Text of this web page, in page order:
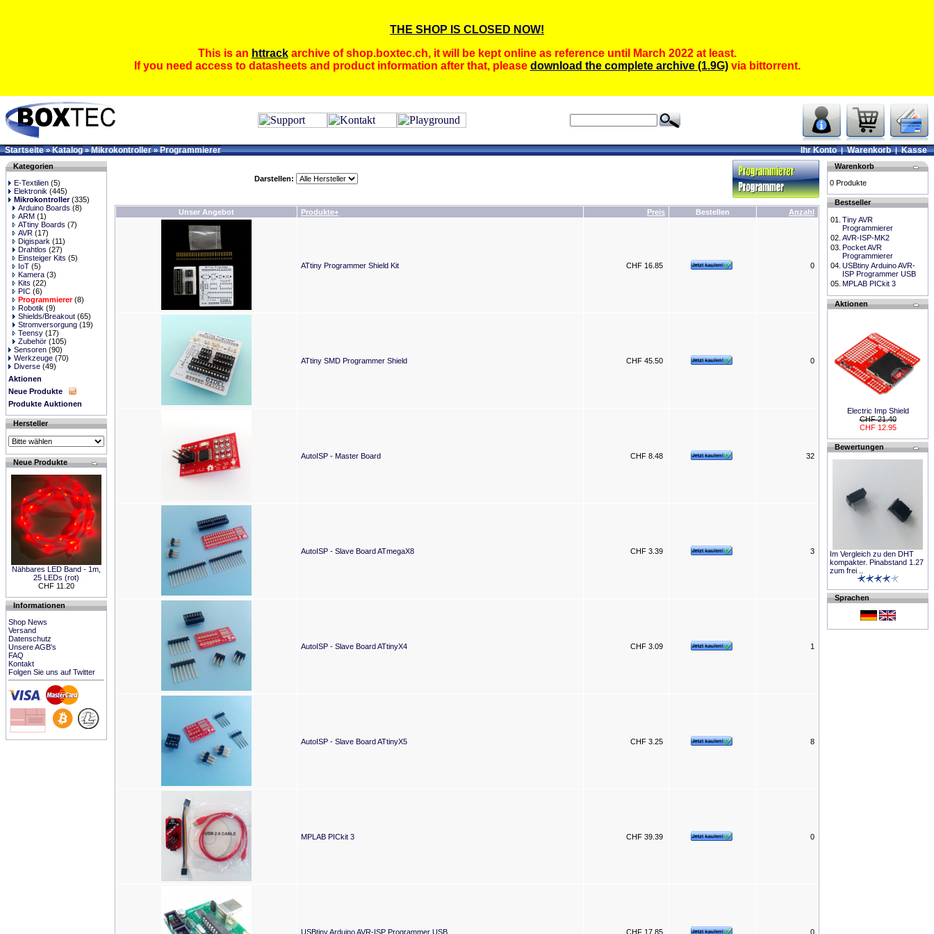
THE SHOP IS CLOSED NOW!
This is an httrackarchive of shop.boxtec.ch, it will be kept online as reference until March 2022 at least.
If you need access to datasheets and product information after that, please download the complete archive (1.9G)via bittorrent.
Startseite»Katalog»Mikrokontroller»Programmierer Ihr Konto|Warenkorb|Kasse
Kategorien
E-Textilien (5)
Elektronik (445)
Mikrokontroller(335)
Arduino Boards (8)
ARM (1)
ATtiny Boards (7)
AVR (17)
Digispark (11)
Drahtlos (27)
Einsteiger Kits (5)
IoT (5)
Kamera (3)
Kits (22)
PIC (6)
Programmierer(8)
Robotik (9)
Shields/Breakout (65)
Stromversorgung (19)
Teensy (17)
Zubehör (105)
Sensoren (90)
Werkzeuge (70)
Diverse (49)
Aktionen
Neue Produkte
Produkte Auktionen
Hersteller
Neue Produkte
Nähbares LED Band - 1m,
25 LEDs (rot)
CHF 11.20
Informationen
Shop News
Versand
Datenschutz
Unsere AGB's
FAQ
Kontakt
Folgen Sie uns auf Twitter
Darstellen:
Unser Angebot Produkte+ Preis Bestellen Anzahl
ATtiny Programmer Shield Kit CHF 16.85 0
ATtiny SMD Programmer Shield CHF 45.50 0
AutoISP - Master Board CHF 8.48 32
AutoISP - Slave Board ATmegaX8 CHF 3.39 3
AutoISP - Slave Board ATtinyX4 CHF 3.09 1
AutoISP - Slave Board ATtinyX5 CHF 3.25 8
MPLAB PICkit 3 CHF 39.39 0
USBtiny Arduino AVR-ISP Programmer USB CHF 17.85 0
Warenkorb
0 Produkte
Bestseller
01. Tiny AVR
Programmierer
02. AVR-ISP-MK2
03. Pocket AVR
Programmierer
04. USBtiny Arduino AVR-
ISP Programmer USB
05. MPLAB PICkit 3
Aktionen
Electric Imp Shield
CHF 21.40
CHF 12.95
Bewertungen
Im Vergleich zu den DHT
kompakter. Pinabstand 1.27
zum frei ..
Sprachen